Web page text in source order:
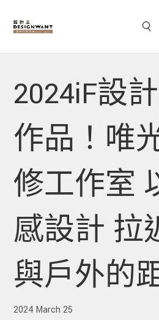
2024iF設
作品！唯
修工作室
感設計 拉
與戶外的
2024 March 25